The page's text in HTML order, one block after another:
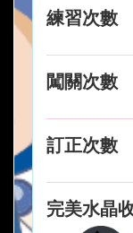
練習次數
闖關次數
訂正次數
完美水晶